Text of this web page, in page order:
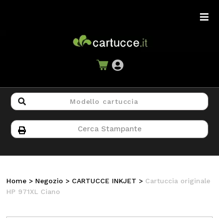
Home > Negozio > CARTUCCE INKJET > Cartuccia originale
HP 971XL Ciano